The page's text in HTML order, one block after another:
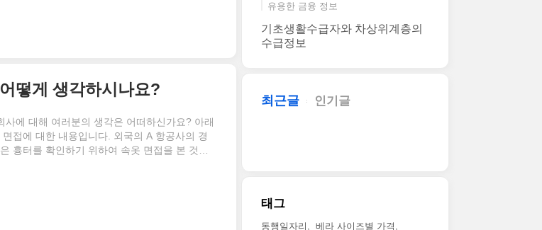
한 면접 정장을 대여해주는 서비스는 "취업날
스의 경우 이용자가 약 4만 8천 명으로 꽤 많은
떻게 생각하시나요?
사에 대해 여러분의 생각은 어떠하신가요? 아래
접에 대한 내용입니다. 외국의 A 항공사의 경
흉터를 확인하기 위하여 속옷 면접을 본 것으
숭이 같다''라는 생각을 하기도 했다고 합니
었다는 것이 더 놀라울 정도라고 생각이 드는
접을 보는 서비스업계 종사는 거의 없다고 보
유용한 금융 정보
기초생활수급자와 차상위계층의
수급정보
최근글 인기글
태그
동행일자리
베라 사이즈별 가격